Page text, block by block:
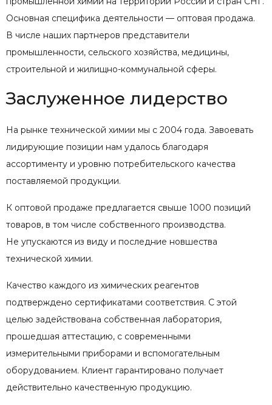
Основная специфика деятельности — оптовая продажа.
В числе наших партнеров представители
промышленности, сельского хозяйства, медицины,
строительной и жилищно-коммунальной сферы.
Заслуженное лидерство
На рынке технической химии мы с 2004 года. Завоевать
лидирующие позиции нам удалось благодаря
ассортименту и уровню потребительского качества
поставляемой продукции.
К оптовой продаже предлагается свыше 1000 позиций
товаров, в том числе собственного производства.
Не упускаются из виду и последние новшества
технической химии.
Качество каждого из химических реагентов
подтверждено сертификатами соответствия. С этой
целью задействована собственная лаборатория,
прошедшая аттестацию, с современными
измерительными приборами и вспомогательным
оборудованием. Клиент гарантировано получает
действительно качественную продукцию.